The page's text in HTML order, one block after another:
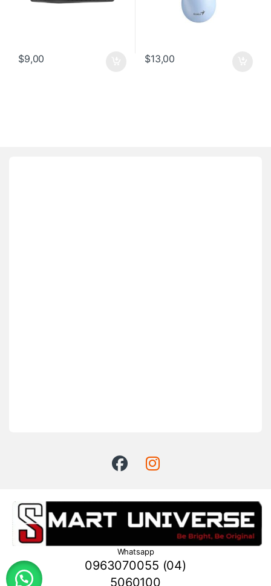
$9,00 $13,00
Whatsapp
0963070055 (04)
5060100